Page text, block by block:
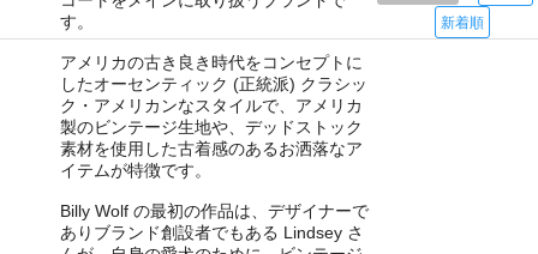
す。
アメリカの古き良き時代をコンセプトに
したオーセンティック (正統派) クラシッ
ク・アメリカンなスタイルで、アメリカ
製のビンテージ生地や、デッドストック
素材を使用した古着感のあるお洒落なア
イテムが特徴です。
Billy Wolf の最初の作品は、デザイナーで
ありブランド創設者でもある Lindsey さ
新着順